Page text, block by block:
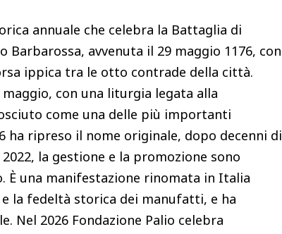
annuale che celebra la Battaglia di
Barbarossa, avvenuta il 29 maggio 1176, con
ippica tra le otto contrade della città.
maggio, con una liturgia legata alla
come una delle più importanti
ha ripreso il nome originale, dopo decenni di
2022, la gestione e la promozione sono
È una manifestazione rinomata in Italia
la fedeltà storica dei manufatti, e ha
Nel 2026 Fondazione Palio celebra